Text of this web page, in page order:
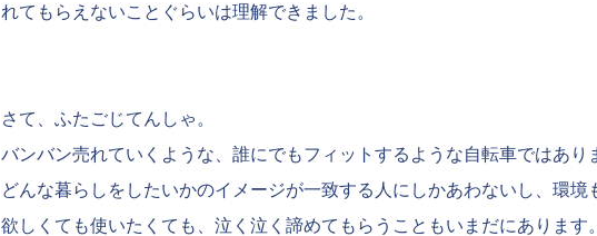
れてもらえないことぐらいは理解できました。
さて、ふたごじてんしゃ。
バンバン売れていくような、誰にでもフィットするような自転車ではあり
どんな暮らしをしたいかのイメージが一致する人にしかあわないし、環境
欲しくても使いたくても、泣く泣く諦めてもらうこともいまだにあります。